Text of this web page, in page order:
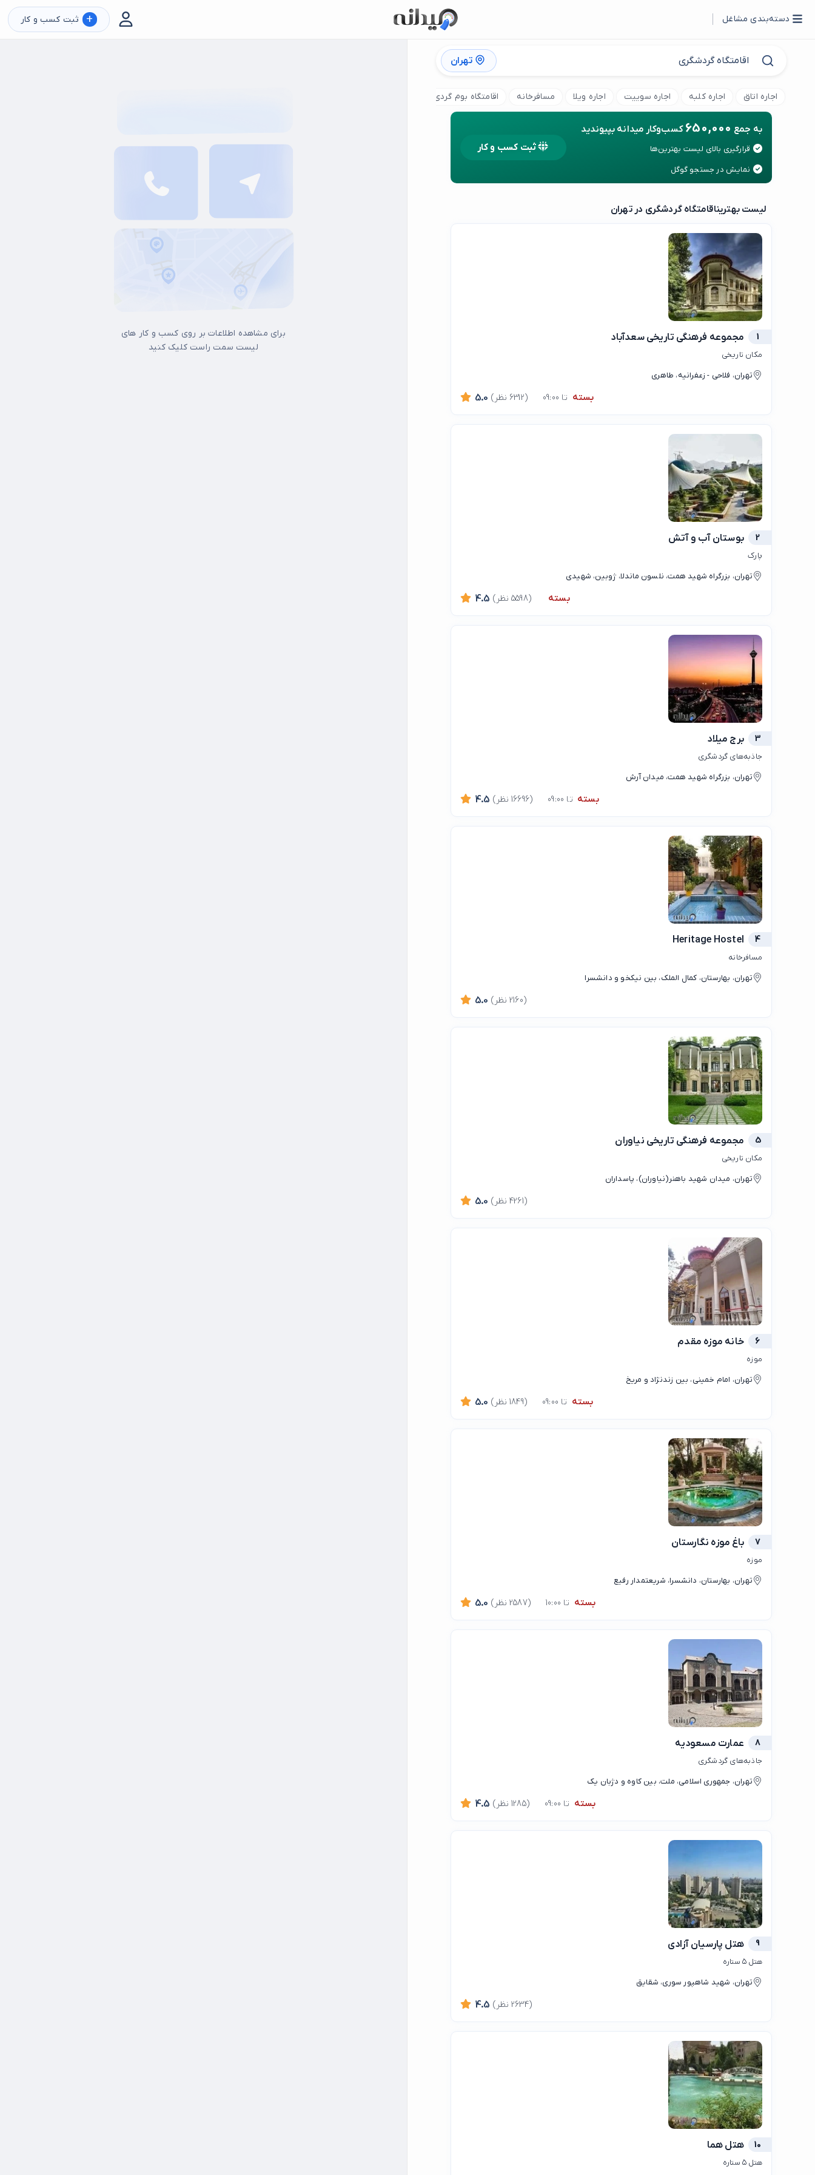
دسته‌بندی مشاغل + ثبت کسب و کار
تهران
اجاره اتاق اجاره کلبه اجاره سوییت اجاره ویلا مسافرخانه اقامتگاه بوم گردی
به جمع 650,000 کسب‌وکار میدانه بپیوندید
قرارگیری بالای لیست بهترین‌ها
نمایش در جستجو گوگل
ثبت کسب و کار
لیست بهتریناقامتگاه گردشگری در تهران
1 مجموعه فرهنگی تاریخی سعدآباد
مکان تاریخی
تهران، فلاحی - زعفرانیه، طاهری
بسته تا 09:00 5.0 (6312 نظر)
2 بوستان آب و آتش
پارک
تهران، بزرگراه شهید همت، نلسون ماندلا، ژوبین، شهیدی
بسته 4.5 (5598 نظر)
3 برج میلاد
جاذبه‌های گردشگری
تهران، بزرگراه شهید همت، میدان آرش
بسته تا 09:00 4.5 (16696 نظر)
4
Heritage Hostel
مسافرخانه
تهران، بهارستان، کمال الملک، بین نیکخو و دانشسرا
5.0 (2160 نظر)
5 مجموعه فرهنگی تاریخی نیاوران
مکان تاریخی
تهران، ميدان شهید باهنر(نیاوران)، پاسداران
5.0 (4261 نظر)
6 خانه موزه مقدم
موزه
تهران، امام خمینی، بین زندنژاد و مریخ
بسته تا 09:00 5.0 (1849 نظر)
7 باغ موزه نگارستان
موزه
تهران، بهارستان، دانشسرا، شریعتمدار رفیع
بسته تا 10:00 5.0 (2587 نظر)
8 عمارت مسعودیه
جاذبه‌های گردشگری
تهران، جمهوری اسلامی، ملت، بین کاوه و دژبان یک
بسته تا 09:00 4.5 (1285 نظر)
9 هتل پارسیان آزادی
هتل ۵ ستاره
تهران، شهید شاهپور سوری، شقایق
4.5 (2634 نظر)
10 هتل هما
هتل ۵ ستاره
برای مشاهده اطلاعات بر روی کسب و کار های
لیست سمت راست کلیک کنید